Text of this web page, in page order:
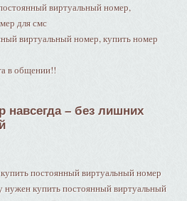
виртуальный номер,
для смс
виртуальный номер, купить номер
в общении!!
навсегда – без лишних
постоянный виртуальный номер
нужен купить постоянный виртуальный